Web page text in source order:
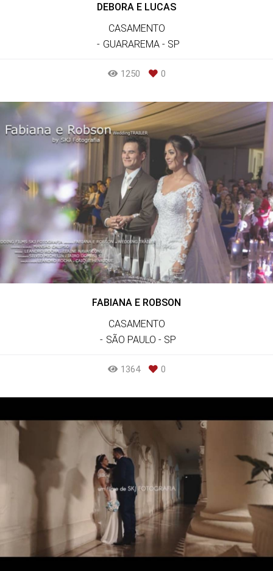
DEBORA E LUCAS
CASAMENTO
GUARAREMA - SP
1250 0
FABIANA E ROBSON
CASAMENTO
SÃO PAULO - SP
1364 0